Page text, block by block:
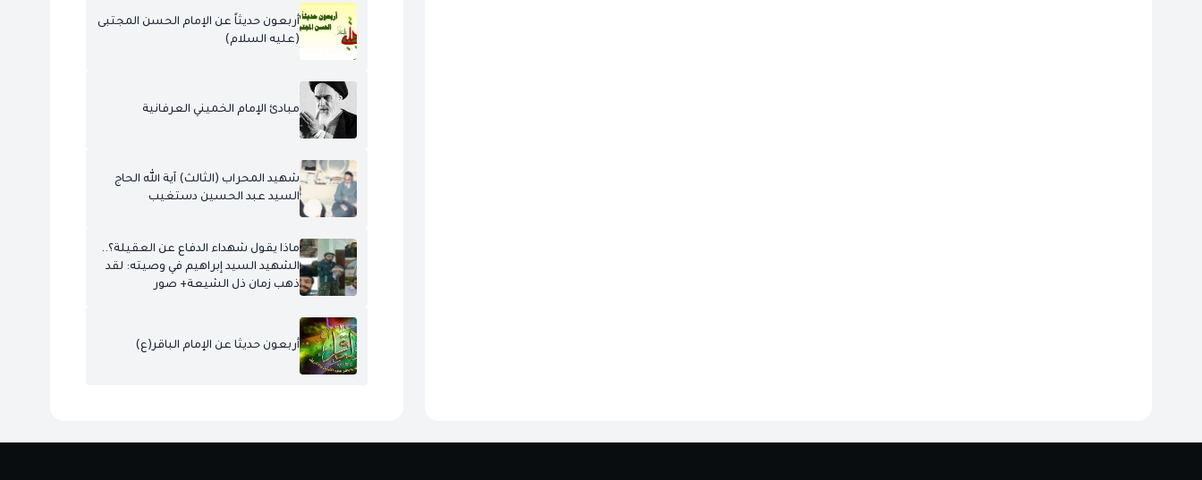
أربعون حديثاً عن الإمام الحسن المجتبى
(عليه السلام)
مبادئ الإمام الخميني العرفانية
شهيد المحراب (الثالث) آية الله الحاج
السيد عبد الحسين دستغيب
ماذا يقول شهداء الدفاع عن العقيلة؟..
الشهيد السيد إبراهيم في وصيته: لقد
ذهب زمان ذل الشيعة+ صور
أربعون حديثا عن الإمام الباقر(ع)